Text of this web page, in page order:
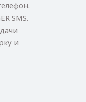
SMS.
и